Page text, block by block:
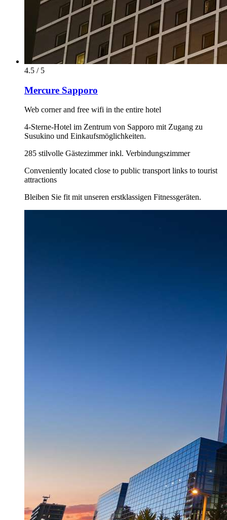
4.5 / 5
Mercure Sapporo
Web corner and free wifi in the entire hotel
4-Sterne-Hotel im Zentrum von Sapporo mit Zugang zu
Susukino und Einkaufsmöglichkeiten.
285 stilvolle Gästezimmer inkl. Verbindungszimmer
Conveniently located close to public transport links to tourist
attractions
Bleiben Sie fit mit unseren erstklassigen Fitnessgeräten.